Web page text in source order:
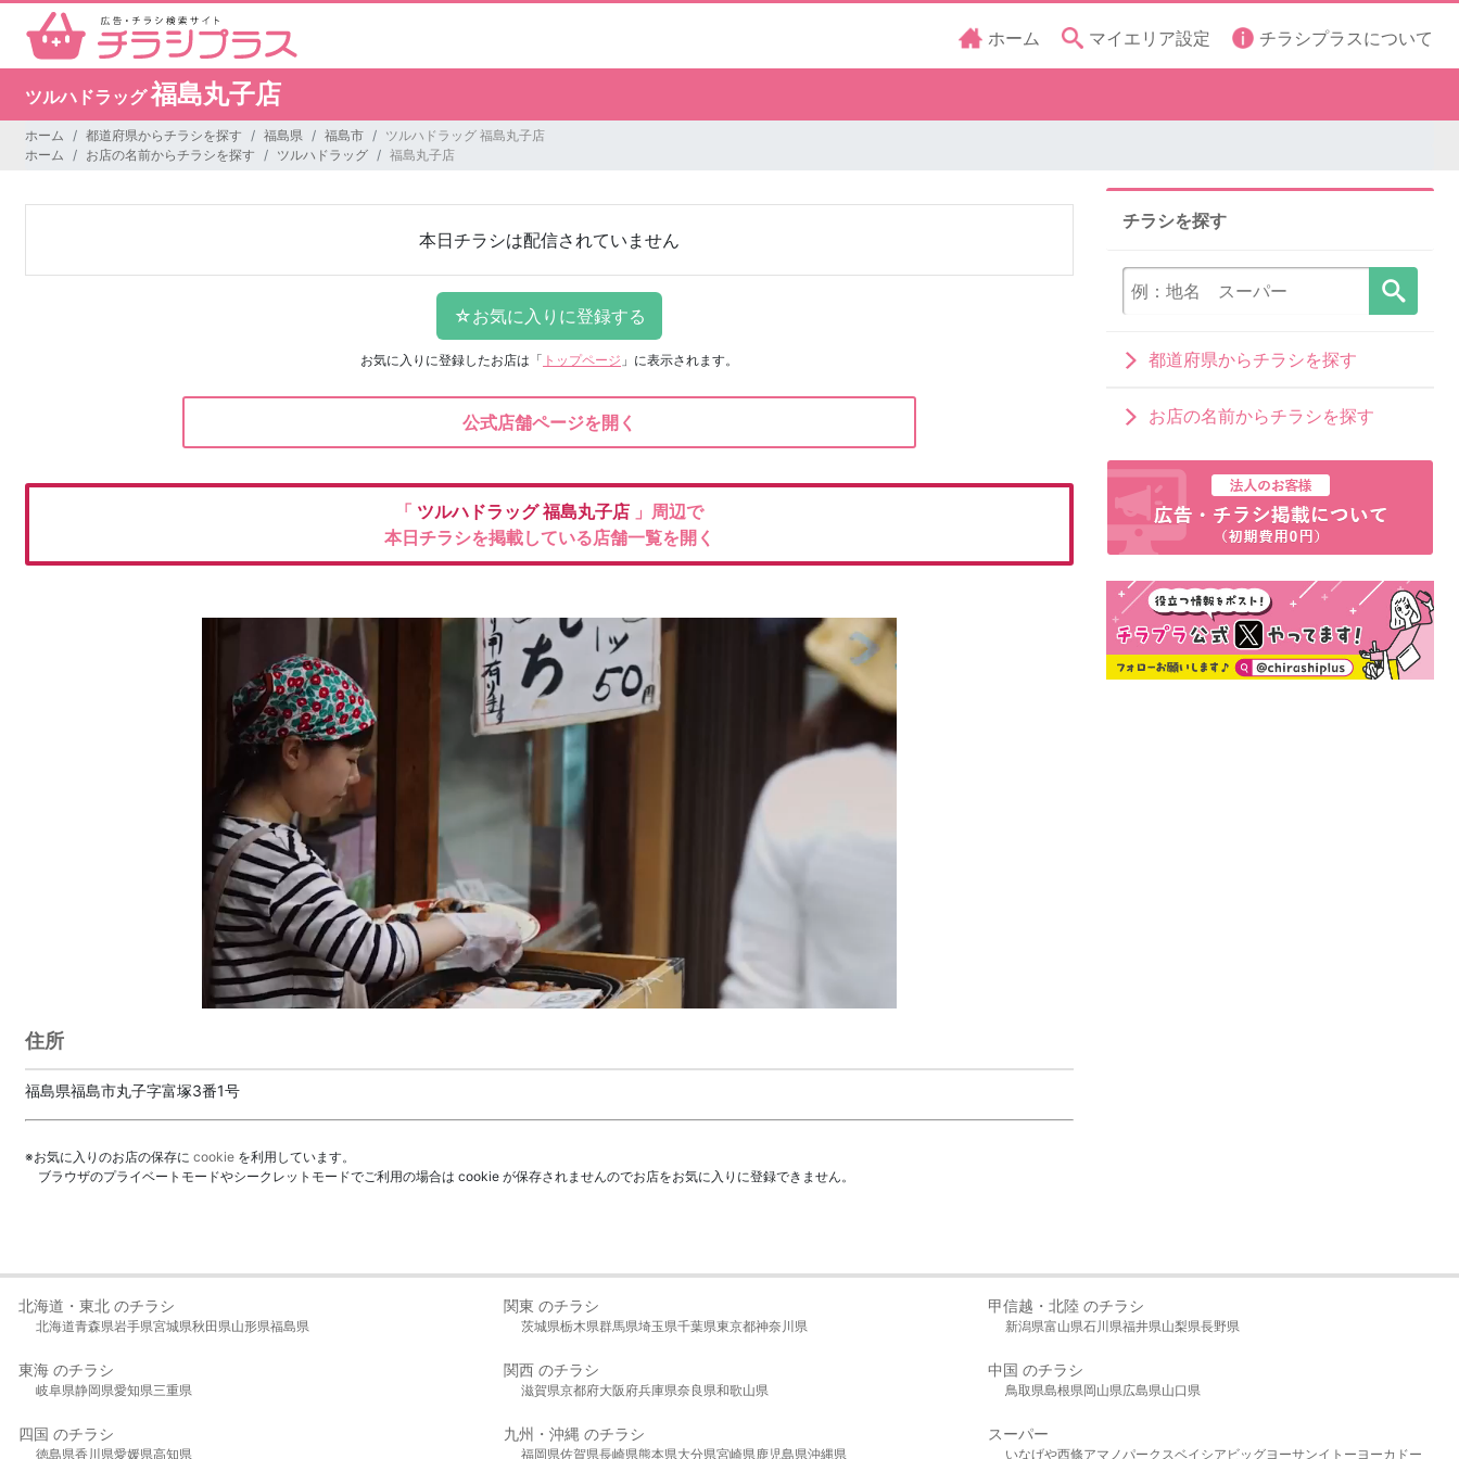
ホーム マイエリア設定 チラシプラスについて
ツルハドラッグ福島丸子店
ホーム 都道府県からチラシを探す 福島県 福島市
ツルハドラッグ 福島丸子店
ホーム
お店の名前からチラシを探す ツルハドラッグ 福島丸子店
本日チラシは配信されていません
お気に入りに登録したお店は 「 トップページ 」に表示されます。
公式店舗ページを開く
「 ツルハドラッグ福島丸子店 」周辺で
本日チラシを掲載している店舗一覧を開く
住所
福島県福島市丸子字富塚3番1号
※お気に入りのお店の保存に cookie を利用しています。
ブラウザのプライベートモードやシークレットモードでご利用の場合は cookie が保存されませんのでお店をお気に入りに登録できません。
チラシを探す
都道府県からチラシを探す
お店の名前からチラシを探す
北海道・東北 のチラシ
北海道青森県岩手県宮城県秋田県山形県福島県
関東 のチラシ
茨城県栃木県群馬県埼玉県千葉県東京都神奈川県
甲信越・北陸 のチラシ
新潟県富山県石川県福井県山梨県長野県
東海 のチラシ
岐阜県静岡県愛知県三重県
関西 のチラシ
滋賀県京都府大阪府兵庫県奈良県和歌山県
中国 のチラシ
鳥取県島根県岡山県広島県山口県
四国 のチラシ
徳島県香川県愛媛県高知県
九州・沖縄 のチラシ
福岡県佐賀県長崎県熊本県大分県宮崎県鹿児島県沖縄県
スーパー
いなげや西條アマノパークスベイシア ビッグヨーサンイトーヨーカドー